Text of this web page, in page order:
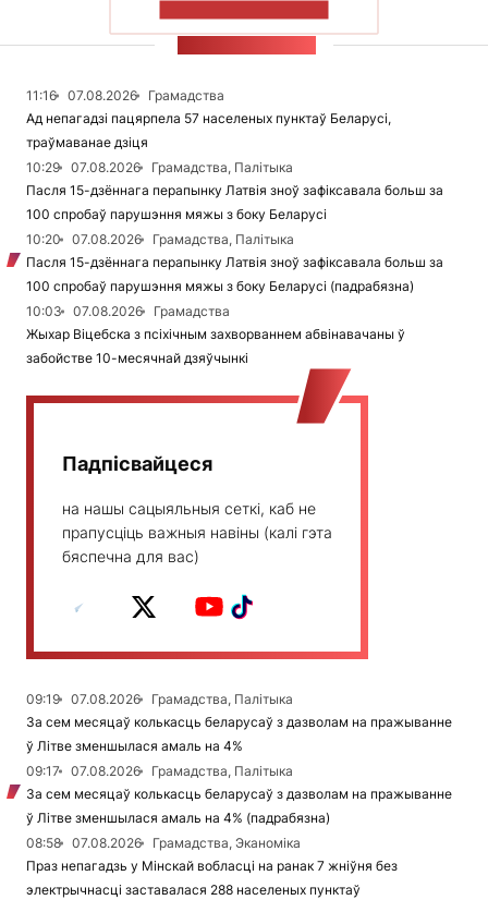
11:16 07.08.2026
Грамадства
Ад непагадзі пацярпела 57 населеных пунктаў Беларусі,
траўмаванае дзіця
10:29
07.08.2026
Грамадства, Палітыка
Пасля 15-дзённага перапынку Латвія зноў зафіксавала больш за
100 спробаў парушэння мяжы з боку Беларусі
10:20
07.08.2026
Грамадства, Палітыка
Пасля 15-дзённага перапынку Латвія зноў зафіксавала больш за
100 спробаў парушэння мяжы з боку Беларусі (падрабязна)
10:03
07.08.2026
Грамадства
Жыхар Віцебска з псіхічным захворваннем абвінавачаны ў
забойстве 10-месячнай дзяўчынкі
Падпісвайцеся
на нашы сацыяльныя сеткі, каб не
прапусціць важныя навіны (калі гэта
бяспечна для вас)
09:19 07.08.2026
Грамадства, Палітыка
За сем месяцаў колькасць беларусаў з дазволам на пражыванне
ў Літве зменшылася амаль на 4%
09:17
07.08.2026
Грамадства, Палітыка
За сем месяцаў колькасць беларусаў з дазволам на пражыванне
ў Літве зменшылася амаль на 4% (падрабязна)
08:58
07.08.2026
Грамадства, Эканоміка
Праз непагадзь у Мінскай вобласці на ранак 7 жніўня без
электрычнасці заставалася 288 населеных пунктаў